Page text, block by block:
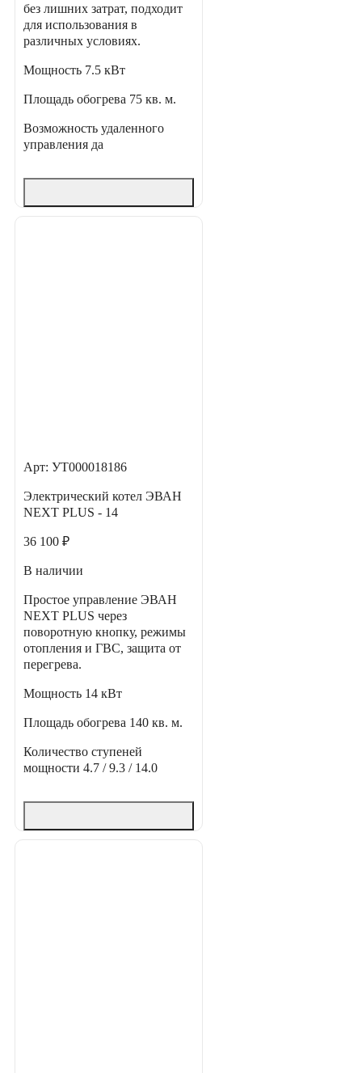
без лишних затрат, подходит
для использования в
различных условиях.
Мощность 7.5 кВт
Площадь обогрева 75 кв. м.
Возможность удаленного
управления да
Арт: УТ000018186
Электрический котел ЭВАН
NEXT PLUS - 14
36 100 ₽
В наличии
Простое управление ЭВАН
NEXT PLUS через
поворотную кнопку, режимы
отопления и ГВС, защита от
перегрева.
Мощность 14 кВт
Площадь обогрева 140 кв. м.
Количество ступеней
мощности 4.7 / 9.3 / 14.0